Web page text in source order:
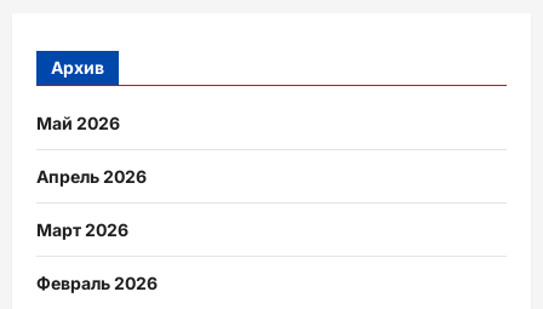
Архив
Май 2026
Апрель 2026
Март 2026
Февраль 2026